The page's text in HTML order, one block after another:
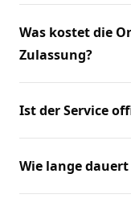
Was kostet die
Zulassung?
Ist der Service
Wie lange